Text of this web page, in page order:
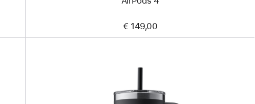
€ 149,00